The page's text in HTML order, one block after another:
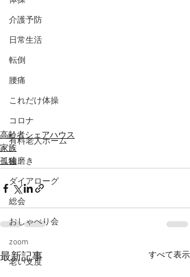
介護予防
日常生活
転倒
腰痛
これだけ体操
コロナ
有料老人ホーム
歯磨き
ダイアローグ
総会
おしゃべり会
zoom
老い支度
高齢者シェアハウス
家族
孤独
最新記事 すべて表示